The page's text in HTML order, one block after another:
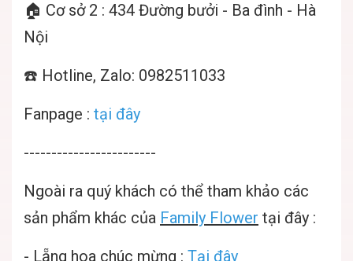
🏠 Cơ sở 2 : 434 Đường bưởi - Ba đình - Hà
Nội
☎️ Hotline, Zalo: 0982511033
Fanpage : tại đây
------------------------
Ngoài ra quý khách có thể tham khảo các
sản phẩm khác của Family Flower tại đây :
- Lẵng hoa chúc mừng : Tại đây